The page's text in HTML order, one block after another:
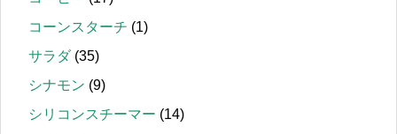
コーンスターチ (1)
サラダ(35)
シナモン (9)
シリコンスチーマー (14)